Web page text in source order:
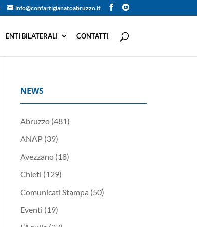
info@confartigianatoabruzzo.it
ENTI BILATERALI CONTATTI
NEWS
Abruzzo(481)
ANAP(39)
Avezzano(18)
Chieti (129)
Comunicati Stampa (50)
Eventi (19)